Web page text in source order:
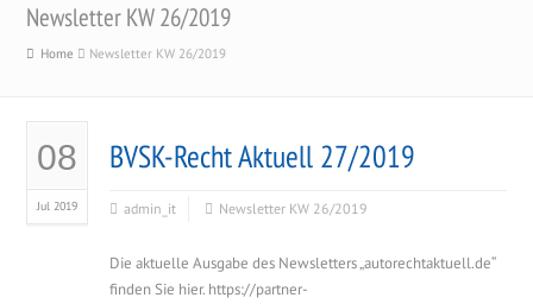
Newsletter KW 26/2019
Home Newsletter KW 26/2019
08
Jul 2019
BVSK-Recht Aktuell 27/2019
admin_it Newsletter KW 26/2019
Die aktuelle Ausgabe des Newsletters „autorechtaktuell.de“
finden Sie hier. https://partner-